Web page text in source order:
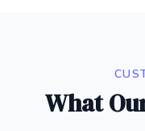
What